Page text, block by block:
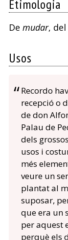
Etimologia
De mudar,
Usos
Recordo
recepció o
de don
Palau de
dels
usos i
més
veure un
plantat al
suposar,
que era un
per aquest
perquè els